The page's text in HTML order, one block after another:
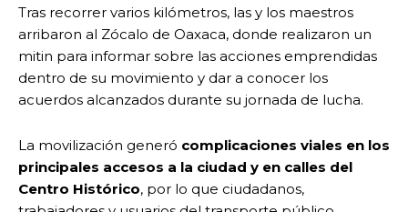
Tras recorrer varios kilómetros, las y los maestros
arribaron al Zócalo de Oaxaca, donde realizaron un
mitin para informar sobre las acciones emprendidas
dentro de su movimiento y dar a conocer los
acuerdos alcanzados durante su jornada de lucha.
La movilización generó complicaciones viales en los
principales accesos a la ciudad y en calles del
Centro Histórico, por lo que ciudadanos,